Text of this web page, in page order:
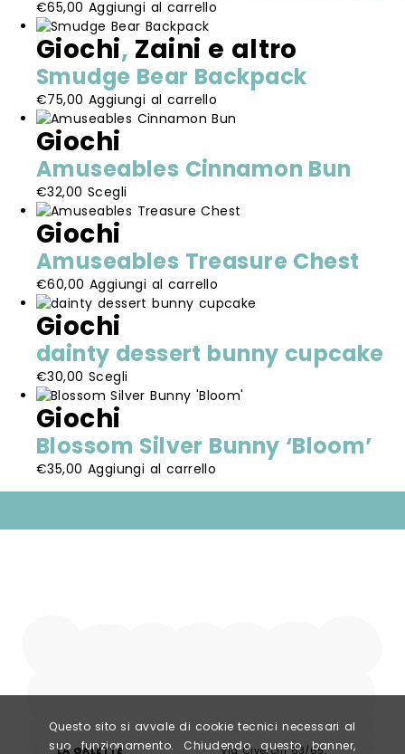
Le
opzioni
possono
essere
scelte
nella
pagina
prodotto
€65,00 Aggiungi al carrello
Giochi, Zaini e altro
Smudge Bear Backpack
€75,00 Aggiungi al carrello
Giochi
Amuseables Cinnamon Bun
€32,00 Scegli
prodotto
varianti.
Le
opzioni
essere
scelte
nella
pagina
prodotto
Giochi
Amuseables Treasure Chest
€60,00 Aggiungi al carrello
Giochi
dainty dessert bunny cupcake
€30,00 Scegli
prodotto
varianti.
Le
opzioni
essere
Giochi
Blossom Silver Bunny ‘Bloom’
€35,00 Aggiungi al carrello
LA GALETTE
Via Civerchi 63/65,
Questo sito si avvale di cookie tecnici necessari al
suo funzionamento. Chiudendo questo banner,